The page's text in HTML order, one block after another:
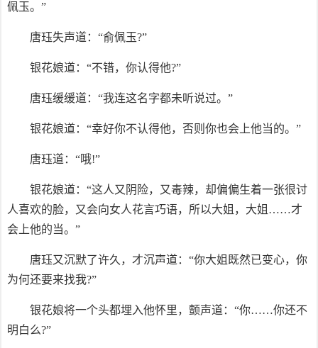
佩玉。”
唐珏失声道：“俞佩玉?”
银花娘道：“不错，你认得他?”
唐珏缓缓道：“我连这名字都未听说过。”
银花娘道：“幸好你不认得他，否则你也会上他当的。”
唐珏道：“哦!”
银花娘道：“这人又阴险，又毒辣，却偏偏生着一张很讨
人喜欢的脸，又会向女人花言巧语，所以大姐，大姐……才
会上他的当。”
唐珏又沉默了许久，才沉声道：“你大姐既然已变心，你
为何还要来找我?”
银花娘将一个头都埋入他怀里，颤声道：“你……你还不
明白么?”